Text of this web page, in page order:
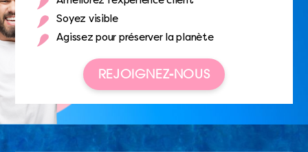
Soyez visible
Agissez pour préserver la planète
REJOIGNEZ-NOUS